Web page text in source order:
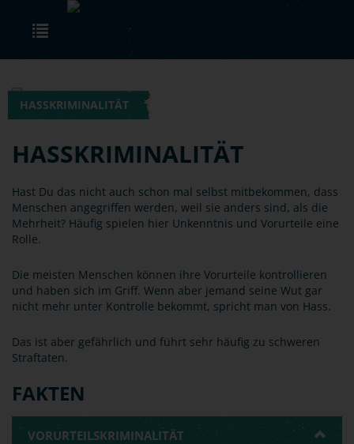
Skip to main content
HASSKRIMINALITÄT
HASSKRIMINALITÄT
Hast Du das nicht auch schon mal selbst mitbekommen, dass
Menschen angegriffen werden, weil sie anders sind, als die
Mehrheit? Häufig spielen hier Unkenntnis und Vorurteile eine
Rolle.
Die meisten Menschen können ihre Vorurteile kontrollieren
und haben sich im Griff. Wenn aber jemand seine Wut gar
nicht mehr unter Kontrolle bekommt, spricht man von Hass.
Das ist aber gefährlich und führt sehr häufig zu schweren
Straftaten.
FAKTEN
VORURTEILSKRIMINALITÄT